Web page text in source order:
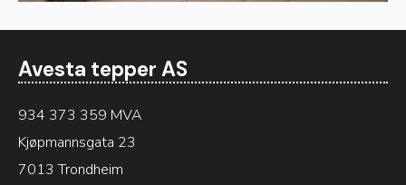
Avesta tepper AS
934 373 359 MVA
Kjøpmannsgata 23
7013 Trondheim